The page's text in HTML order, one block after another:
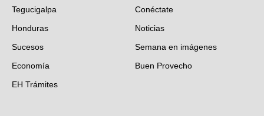
Tegucigalpa
Honduras
Sucesos
Economía
EH Trámites
Conéctate
Noticias
Semana en imágenes
Buen Provecho